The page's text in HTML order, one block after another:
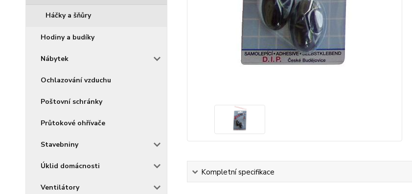
Háčky a šňůry
Hodiny a budíky
Nábytek
Ochlazování vzduchu
Poštovní schránky
Průtokové ohřívače
Stavebniny
Úklid domácnosti
Ventilátory
Kompletní specifikace